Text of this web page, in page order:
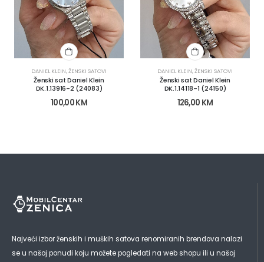
DANIEL KLEIN,ŽENSKI SATOVI
Ženski sat Daniel Klein
DK.1.13916-2 (24083)
100,00KM
DANIEL KLEIN,ŽENSKI SATOVI
Ženski sat Daniel Klein
DK.1.14118-1 (24150)
126,00 KM
Najveći izbor ženskih i muških satova renomiranih brendova nalazi
se u našoj ponudi koju možete pogledati na web shopu ili u našoj